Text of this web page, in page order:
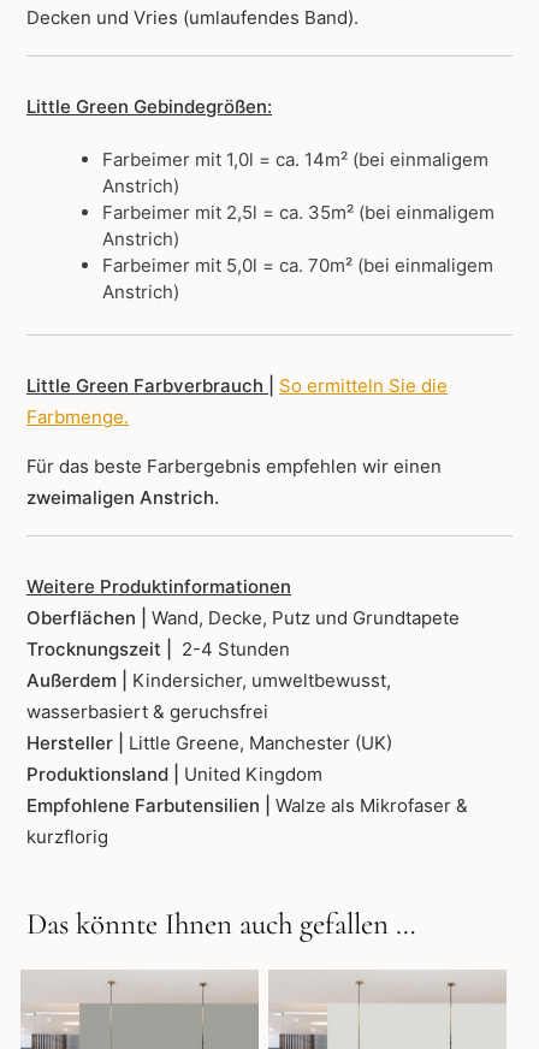
Decken und Vries (umlaufendes Band).
Little Green Gebindegrößen:
Farbeimer mit 1,0l = ca. 14m² (bei einmaligem
Anstrich)
Farbeimer mit 2,5l = ca. 35m² (bei einmaligem
Anstrich)
Farbeimer mit 5,0l = ca. 70m² (bei einmaligem
Anstrich)
Little Green Farbverbrauch |
So ermitteln Sie die
Farbmenge.
Für das beste Farbergebnis empfehlen wir einen
zweimaligen Anstrich.
Weitere Produktinformationen
Oberflächen | Wand, Decke, Putz und Grundtapete
Trocknungszeit |
2-4 Stunden
Außerdem | Kindersicher, umweltbewusst,
wasserbasiert & geruchsfrei
Hersteller | Little Greene, Manchester (UK)
Produktionsland | United Kingdom
Empfohlene Farbutensilien | Walze als Mikrofaser &
kurzflorig
Das könnte Ihnen auch gefallen …
Produkt
Produkt